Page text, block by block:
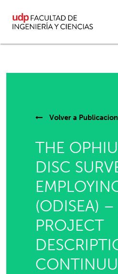
Volver a
THE
DISC
(ODISEA) –
PROJECT